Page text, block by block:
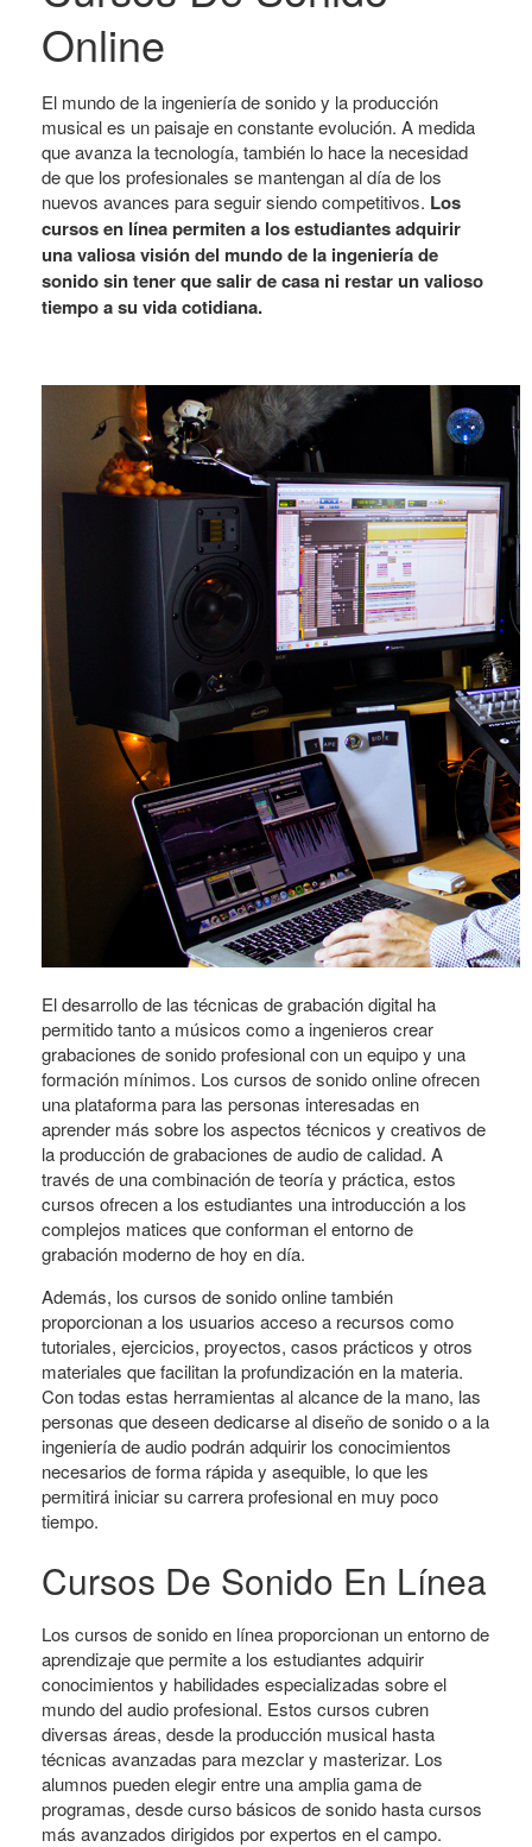
Online
El mundo de la ingeniería de sonido y la producción
musical es un paisaje en constante evolución. A medida
que avanza la tecnología, también lo hace la necesidad
de que los profesionales se mantengan al día de los
nuevos avances para seguir siendo competitivos. Los
cursos en línea permiten a los estudiantes adquirir
una valiosa visión del mundo de la ingeniería de
sonido sin tener que salir de casa ni restar un valioso
tiempo a su vida cotidiana.
El desarrollo de las técnicas de grabación digital ha
permitido tanto a músicos como a ingenieros crear
grabaciones de sonido profesional con un equipo y una
formación mínimos. Los cursos de sonido online ofrecen
una plataforma para las personas interesadas en
aprender más sobre los aspectos técnicos y creativos de
la producción de grabaciones de audio de calidad. A
través de una combinación de teoría y práctica, estos
cursos ofrecen a los estudiantes una introducción a los
complejos matices que conforman el entorno de
grabación moderno de hoy en día.
Además, los cursos de sonido online también
proporcionan a los usuarios acceso a recursos como
tutoriales, ejercicios, proyectos, casos prácticos y otros
materiales que facilitan la profundización en la materia.
Con todas estas herramientas al alcance de la mano, las
personas que deseen dedicarse al diseño de sonido o a la
ingeniería de audio podrán adquirir los conocimientos
necesarios de forma rápida y asequible, lo que les
permitirá iniciar su carrera profesional en muy poco
tiempo.
Cursos De Sonido En Línea
Los cursos de sonido en línea proporcionan un entorno de
aprendizaje que permite a los estudiantes adquirir
conocimientos y habilidades especializadas sobre el
mundo del audio profesional. Estos cursos cubren
diversas áreas, desde la producción musical hasta
técnicas avanzadas para mezclar y masterizar. Los
alumnos pueden elegir entre una amplia gama de
programas, desde curso básicos de sonido hasta cursos
más avanzados dirigidos por expertos en el campo.